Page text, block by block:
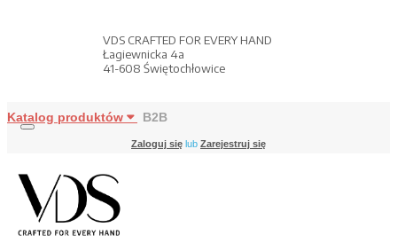
VDS CRAFTED FOR EVERY HAND
Łagiewnicka 4a
41-608 Świętochłowice
Katalog produktów B2B
Zaloguj się lub Zarejestruj się